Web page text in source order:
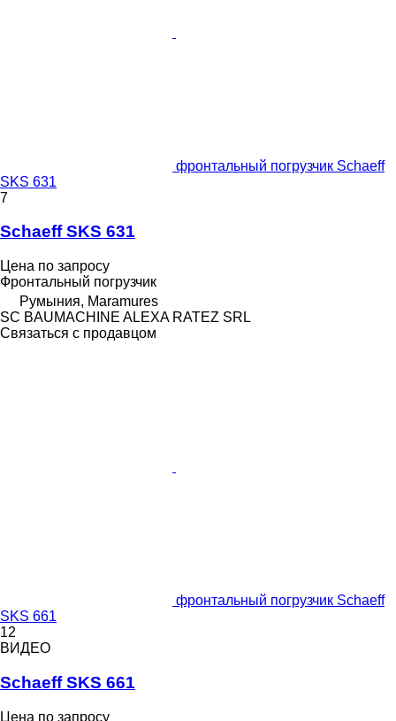
фронтальный погрузчик Schaeff
SKS 631
7
Schaeff SKS 631
Цена по запросу
Фронтальный погрузчик
Румыния, Maramures
SC BAUMACHINE ALEXA RATEZ SRL
Связаться с продавцом
фронтальный погрузчик Schaeff
SKS 661
12
ВИДЕО
Schaeff SKS 661
Цена по запросу